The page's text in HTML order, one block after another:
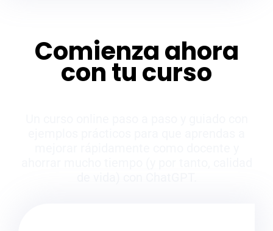
Comienza ahora
con tu curso